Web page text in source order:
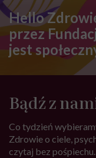
Hello
przez
jest
Bądź z
Co tydzień
Zdrowie o ciele,
czytaj bez pośpiechu.